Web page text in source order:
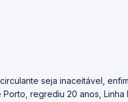
seja inaceitável,
regrediu 20 anos, Linha